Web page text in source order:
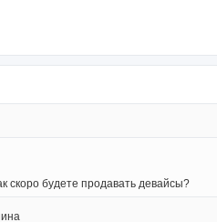
скоро будете продавать девайсы?